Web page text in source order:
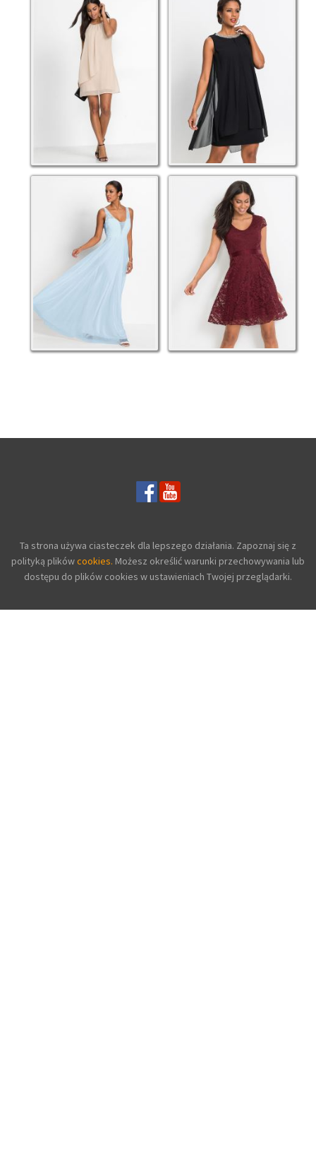
Ta strona używa ciasteczek dla lepszego działania. Zapoznaj się z
polityką plikówcookies. Możesz określić warunki przechowywania lub
dostępu do plików cookies w ustawieniach Twojej przeglądarki.